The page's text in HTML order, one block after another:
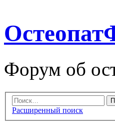
Форум об
Расширенный поиск